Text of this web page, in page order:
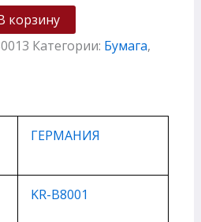
корзину
Категории: Бумага,
ГЕРМАНИЯ
KR-B8001